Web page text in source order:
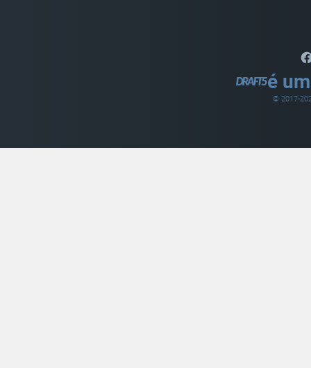
é
© 2017-